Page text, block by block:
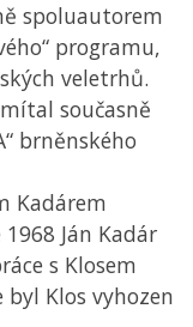
spoluautorem
programu,
veletrhů.
současně
brněnského
Kadárem
Ján Kadár
s Klosem
Klos vyhozen